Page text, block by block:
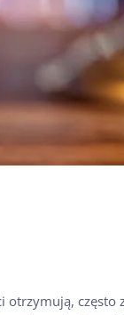
często